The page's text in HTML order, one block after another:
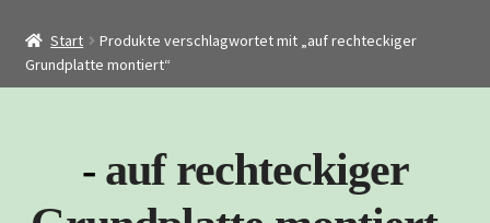
Shop
Restaurierung
Start
Produkte verschlagwortet mit „auf rechteckiger
Grundplatte montiert“
auf rechteckiger